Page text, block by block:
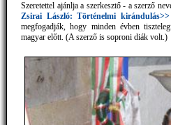
Szeretettel ajánlja a szerkesztő - a szerző
Zsirai László: Történelmi kirándulás>>
megfogadják, hogy minden évben
magyar előtt. (A szerző is soproni diák volt.)